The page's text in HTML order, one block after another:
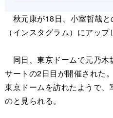
秋元康が18日、小室哲哉
（インスタグラム）にアップ
同日、東京ドームで元乃木
サートの2日目が開催された
東京ドームを訪れたようで、
のと見られる。